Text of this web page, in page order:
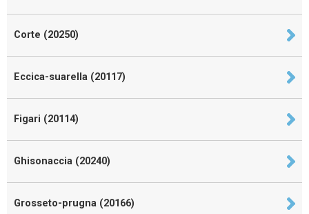
Corte (20250)
Eccica-suarella (20117)
Figari (20114)
Ghisonaccia (20240)
Grosseto-prugna (20166)